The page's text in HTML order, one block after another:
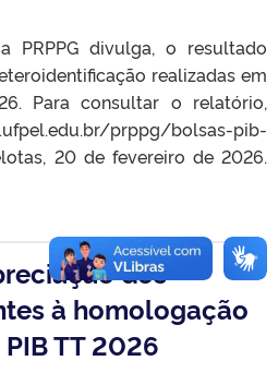
PRPPG divulga, o resultado
realizadas em
Para consultar o relatório,
prppg/bolsas-pib-
20 de fevereiro de 2026.
dos
à homologação
TT 2026